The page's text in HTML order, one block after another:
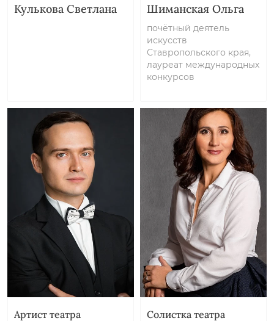
Кулькова Светлана Шиманская Ольга
почётный деятель
искусств
Ставропольского края,
лауреат международных
конкурсов
Артист театра Солистка театра